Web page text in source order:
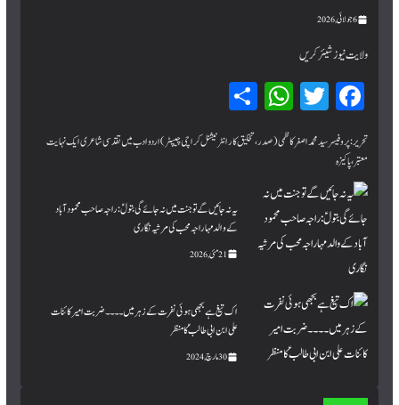
6 جولائی, 2026
ولایت نیوز شیئر کریں
Fa
bo
ok
T
wi
tte
r
W
hat
sA
Sh
ar
e
تحریر:پروفیسر سید محمد اصغر کاظمی (صدر، تخلیق کار انٹرنیشنل کراچی چیپٹر) اردو ادب میں تقدسی شاعری ایک نہایت
معتبر، پاکیزہ
یہ نہ جائیں گے تو جنت میں نہ جائے گی بتولؑ: راجہ صاحب محمود آباد
کے والد مہاراجہ محب کی مرثیہ نگاری
21 مئی, 2026
اک تیغ ہے بجھی ہوئی نفرت کے زہر میں۔۔۔۔ ضربت امیر کائنات
علی ابن ابی طالبؑ کا منظر
30 مارچ, 2024